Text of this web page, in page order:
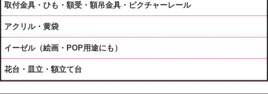
取付金具・ひも・額受・額吊金具・ピクチャーレール
アクリル・黄袋
イーゼル（絵画・POP用途にも）
花台・皿立・額立て台